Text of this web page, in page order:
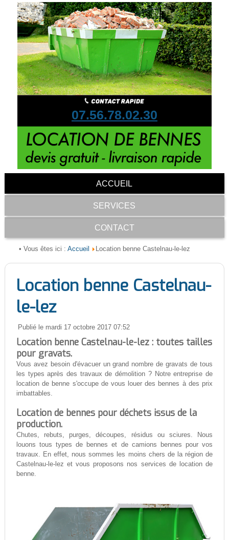
07.56.78.02.30
ACCUEIL
SERVICES
CONTACT
• Vous êtes ici : Accueil Location benne Castelnau-le-lez
Location benne Castelnau-
le-lez
Publié le mardi 17 octobre 2017 07:52
Location benne Castelnau-le-lez : toutes tailles
pour gravats.
Vous avez besoin d'évacuer un grand nombre de gravats de tous
les types après des travaux de démolition ? Notre entreprise de
location de benne s'occupe de vous louer des bennes à des prix
imbattables.
Location de bennes pour déchets issus de la
production.
Chutes, rebuts, purges, découpes, résidus ou sciures. Nous
louons tous types de bennes et de camions bennes pour vos
travaux. En effet, nous sommes les moins chers de la région de
Castelnau-le-lez et vous proposons nos services de location de
benne.